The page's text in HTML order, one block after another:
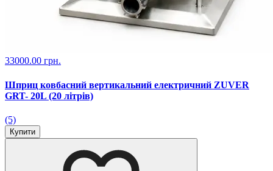
33000.00 грн.
Шприц ковбасний вертикальний електричний ZUVER
GRT- 20L (20 літрів)
(5)
Купити